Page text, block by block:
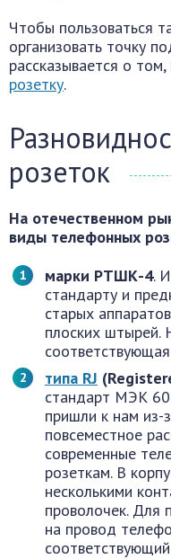
Чтобы пользоваться
организовать точку
рассказывается о
розетку.
розеток
На отечественном
виды телефонных
марки РТШК-4.
стандарту и
старых
плоских штырей.
типа RJ
стандарт МЭК
пришли к нам из-
повсеместное
современные
розеткам. В
несколькими
проволочек. Для
на провод